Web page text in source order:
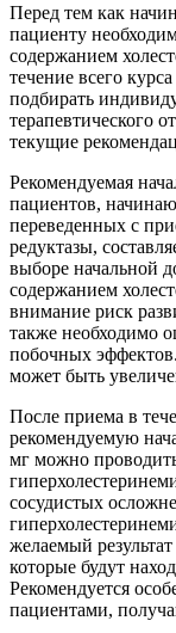
Перед тем как
пациенту
содержанием
течение всего
подбирать
терапевтического
текущие
Рекомендуемая
пациентов,
переведенных с
редуктазы,
выборе начальной
содержанием
внимание риск
также необходимо
побочных
может быть
После приема в
рекомендуемую
мг можно
сосудистых
желаемый
которые будут
Рекомендуется
пациентами,